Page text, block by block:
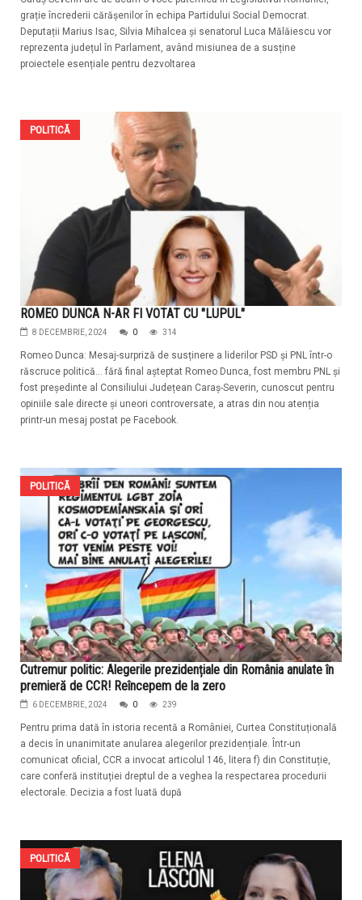
grație încrederii cărășenilor în echipa Partidului Social Democrat.
Deputații Marius Isac, Silvia Mihalcea și senatorul Luca Mălăiescu vor
reprezenta județul în Parlament, având misiunea de a susține
proiectele esențiale pentru dezvoltarea
POLITICĂ
ROMEO DUNCA N-AR FI VOTAT CU "LUPUL"
8 DECEMBRIE, 2024 0 314
Romeo Dunca: Mesaj-surpriză de susținere a liderilor PSD și PNL într-o
răscruce politică… fără final așteptat Romeo Dunca, fost membru PNL și
fost președinte al Consiliului Județean Caraș-Severin, cunoscut pentru
opiniile sale directe și uneori controversate, a atras din nou atenția
printr-un mesaj postat pe Facebook.
POLITICĂ
Cutremur politic: Alegerile prezidențiale din România anulate în
premieră de CCR! Reîncepem de la zero
6 DECEMBRIE, 2024 0 239
Pentru prima dată în istoria recentă a României, Curtea Constituțională
a decis în unanimitate anularea alegerilor prezidențiale. Într-un
comunicat oficial, CCR a invocat articolul 146, litera f) din Constituție,
care conferă instituției dreptul de a veghea la respectarea procedurii
electorale. Decizia a fost luată după
POLITICĂ